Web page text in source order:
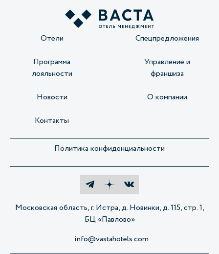
Отели Спецпредложения
Программа
лояльности
Управление и
франшиза
Новости О компании
Контакты
Политика конфиденциальности
Московская область, г. Истра, д. Новинки, д. 115, стр. 1,
БЦ «Павлово»
info@vastahotels.com